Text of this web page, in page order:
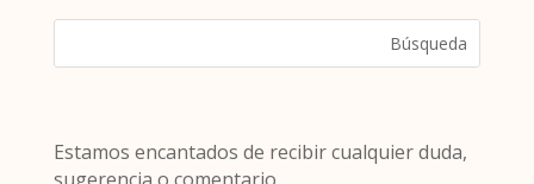
Estamos encantados de recibir cualquier duda,